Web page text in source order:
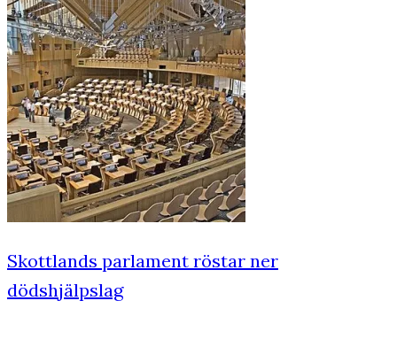
Skottlands parlament röstar ner
dödshjälpslag